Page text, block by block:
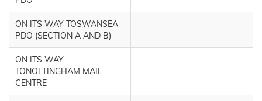
ON ITS WAY TOSWANSEA
PDO (SECTION A AND B)
ON ITS WAY
TONOTTINGHAM MAIL
CENTRE